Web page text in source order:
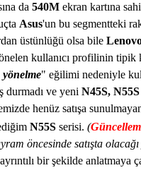
da 540M ekran kartına
Asus'un bu segmentteki
üstünlüğü olsa bile
kullanıcı profilinin
yönelme" eğilimi nedeniyle
durmadı ve yeni N45S, N55S
henüz satışa
N55S serisi. (
öncesinde satışta
bir şekilde anlatmaya